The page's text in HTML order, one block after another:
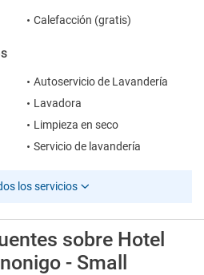
Calefacción (gratis)
Autoservicio de Lavandería
Lavadora
Limpieza en seco
Servicio de lavandería
los servicios
sobre Hotel
- Small